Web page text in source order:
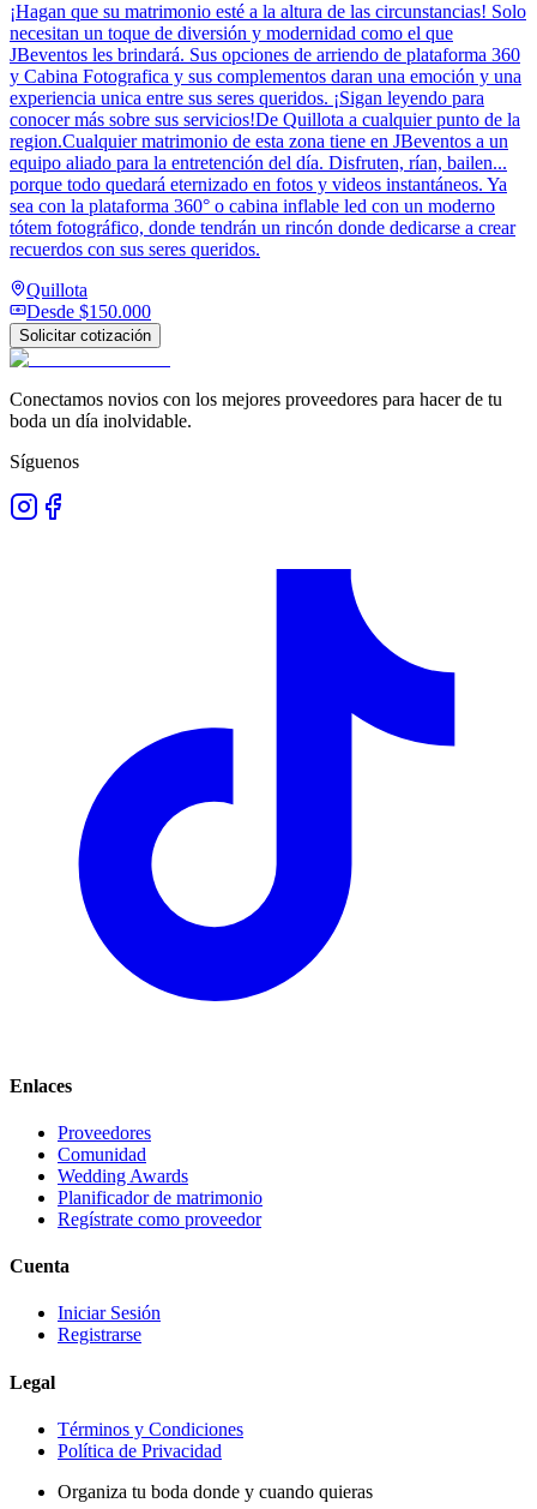
¡Hagan que su matrimonio esté a la altura de las circunstancias! Solo
necesitan un toque de diversión y modernidad como el que
JBeventos les brindará. Sus opciones de arriendo de plataforma 360
y Cabina Fotografica y sus complementos daran una emoción y una
experiencia unica entre sus seres queridos. ¡Sigan leyendo para
conocer más sobre sus servicios!De Quillota a cualquier punto de la
region.Cualquier matrimonio de esta zona tiene en JBeventos a un
equipo aliado para la entretención del día. Disfruten, rían, bailen...
porque todo quedará eternizado en fotos y videos instantáneos. Ya
sea con la plataforma 360° o cabina inflable led con un moderno
tótem fotográfico, donde tendrán un rincón donde dedicarse a crear
recuerdos con sus seres queridos.
Quillota
Desde $150.000
Solicitar cotización
Conectamos novios con los mejores proveedores para hacer de tu
boda un día inolvidable.
Síguenos
Enlaces
Proveedores
Comunidad
Wedding Awards
Planificador de matrimonio
Regístrate como proveedor
Cuenta
Iniciar Sesión
Registrarse
Legal
Términos y Condiciones
Política de Privacidad
Organiza tu boda donde y cuando quieras